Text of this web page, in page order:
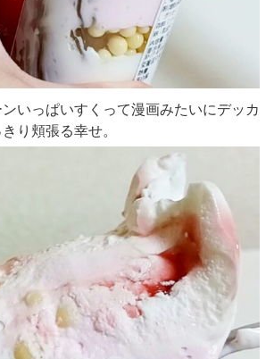
いっぱいすくって漫画みたいにデッカ
り頬張る幸せ。